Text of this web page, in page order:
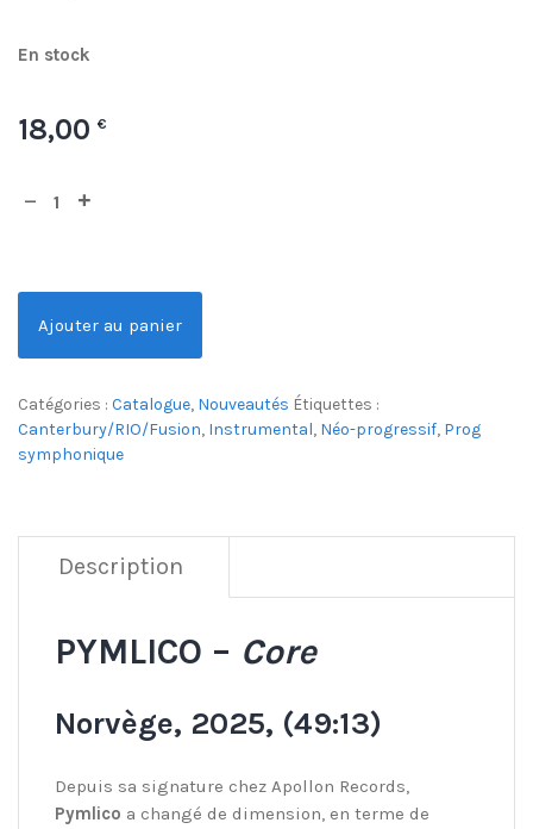
En stock
18,00 €
Ajouter au panier
Catégories : Catalogue, Nouveautés Étiquettes :
Canterbury/RIO/Fusion, Instrumental, Néo-progressif, Prog
symphonique
Description
PYMLICO – Core
Norvège, 2025, (49:13)
Depuis sa signature chez Apollon Records,
Pymlico a changé de dimension, en terme de